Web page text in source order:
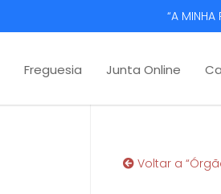
“A MINHA
Freguesia Junta Online
Voltar a